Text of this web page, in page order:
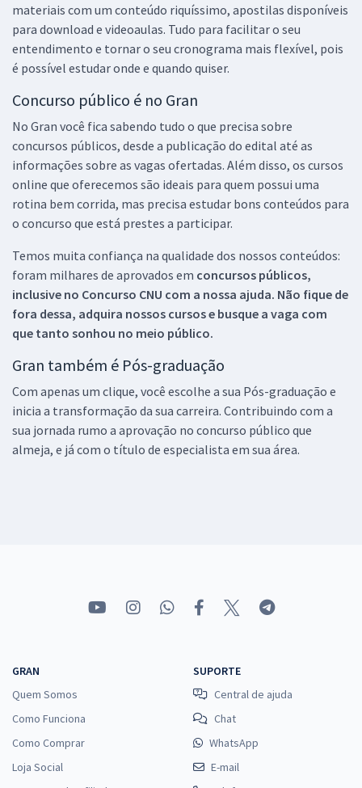
materiais com um conteúdo riquíssimo, apostilas disponíveis
para download e videoaulas. Tudo para facilitar o seu
entendimento e tornar o seu cronograma mais flexível, pois
é possível estudar onde e quando quiser.
Concurso público é no Gran
No Gran você fica sabendo tudo o que precisa sobre
concursos públicos, desde a publicação do edital até as
informações sobre as vagas ofertadas. Além disso, os cursos
online que oferecemos são ideais para quem possui uma
rotina bem corrida, mas precisa estudar bons conteúdos para
o concurso que está prestes a participar.
Temos muita confiança na qualidade dos nossos conteúdos:
foram milhares de aprovados em concursos públicos,
inclusive no Concurso CNU com a nossa ajuda. Não fique de
fora dessa, adquira nossos cursos e busque a vaga com
que tanto sonhou no meio público.
Gran também é Pós-graduação
Com apenas um clique, você escolhe a sua Pós-graduação e
inicia a transformação da sua carreira. Contribuindo com a
sua jornada rumo a aprovação no concurso público que
almeja, e já com o título de especialista em sua área.
GRAN
Quem Somos
Como Funciona
Como Comprar
Loja Social
SUPORTE
Central de ajuda
Chat
WhatsApp
E-mail